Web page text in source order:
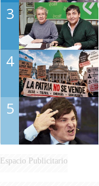
3
4
5
Espacio Publicitario